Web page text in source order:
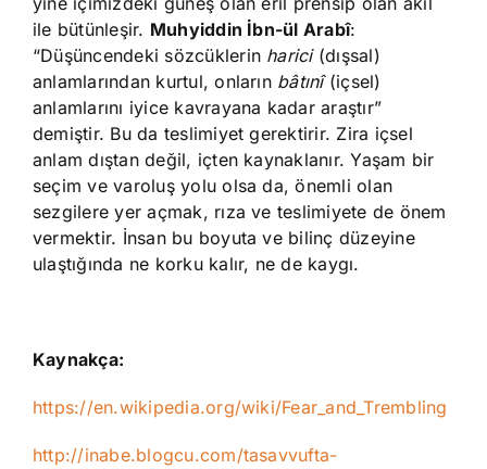
ile bütünleşir. Muhyiddin İbn-ül Arabî:
“Düşüncendeki sözcüklerin harici (dışsal)
anlamlarından kurtul, onların bâtınî (içsel)
anlamlarını iyice kavrayana kadar araştır”
demiştir. Bu da teslimiyet gerektirir. Zira içsel
anlam dıştan değil, içten kaynaklanır. Yaşam bir
seçim ve varoluş yolu olsa da, önemli olan
sezgilere yer açmak, rıza ve teslimiyete de önem
vermektir. İnsan bu boyuta ve bilinç düzeyine
ulaştığında ne korku kalır, ne de kaygı.
Kaynakça:
https://en.wikipedia.org/wiki/Fear_and_Trembling
http://inabe.blogcu.com/tasavvufta-